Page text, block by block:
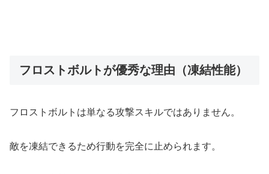
フロストボルトが優秀な理由（凍結性能）
フロストボルトは単なる攻撃スキルではありません。
敵を凍結できるため行動を完全に止められます。